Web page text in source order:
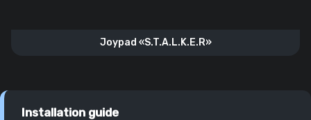
Joypad «S.T.A.L.K.E.R»
Installation guide